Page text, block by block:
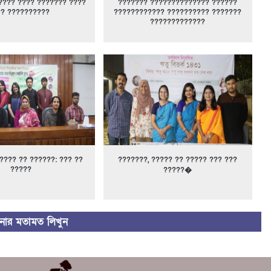
???? ??????? ????
??????????
??????? ?????????????? ??????
???????????? ?????????? ???????
?????????????
?? ??????: ??? ??
?????
???????, ????? ?? ????? ??? ???
?????�
মতামত লিখুন